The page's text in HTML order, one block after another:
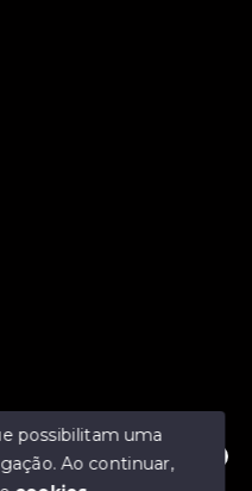
nossos especialistas!
possibilitam uma
Ao continuar,